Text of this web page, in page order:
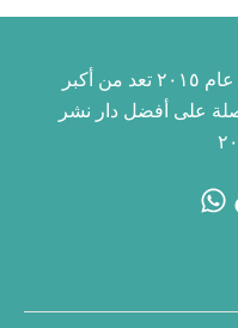
تشكيل للنشر والتوزيع تأسست عام ٢٠١٥ تعد من أكبر
على أفضل دار نشر